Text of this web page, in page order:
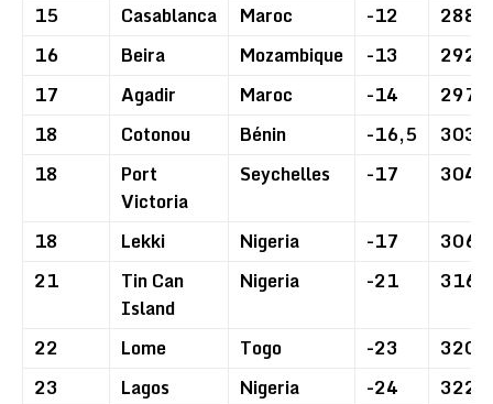
15
Casablanca Maroc -12
288
16
Beira Mozambique -13
292
17
Agadir Maroc -14
297
18
Cotonou Bénin -16,5
303
18
Port
Victoria
Seychelles -17 304
18 Lekki Nigeria -17
306
21
Tin Can
Island
Nigeria -21 316
22 Lome Togo -23
320
23
Lagos Nigeria -24
322